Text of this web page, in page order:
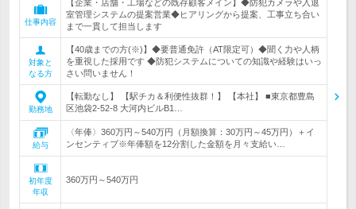
仕事内容
【企業・店舗・工場などの既存顧客メイン】◆防犯カメラや入退
室管理システムの提案営業◆ヒアリングから提案、工事立ち合い
まで一貫して担当します
対象と
なる方
【40歳までの方(※)】◆要普通免許（AT限定可）◆聞く力や人柄
を重視した採用です ◆防犯システムについての知識や経験はいっ
さい問いません！
勤務地
【転勤なし】 【駅チカ＆利便性抜群！】 【本社】 ■東京都豊島
区池袋2‐52‐8 大河内ビルB1…
給与
〈年俸〉360万円～540万円（月額換算：30万円～45万円）＋イ
ンセンティブ※年俸額を12分割した金額を月々支給い…
初年度
年収
360万円～540万円